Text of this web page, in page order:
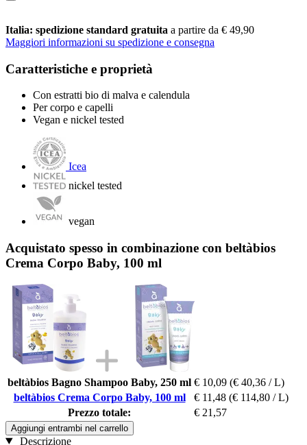
Italia: spedizione standard gratuita a partire da € 49,90
Maggiori informazioni su spedizione e consegna
Caratteristiche e proprietà
Con estratti bio di malva e calendula
Per corpo e capelli
Vegan e nickel tested
Icea
nickel tested
vegan
Acquistato spesso in combinazione con beltàbios
Crema Corpo Baby, 100 ml
beltàbios Bagno Shampoo Baby, 250 ml € 10,09 (€ 40,36 / L)
beltàbios Crema Corpo Baby, 100 ml
€ 11,48 (€ 114,80 / L)
Prezzo totale:
€ 21,57
Aggiungi entrambi nel carrello
Descrizione